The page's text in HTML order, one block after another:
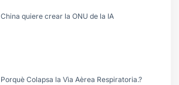
China quiere crear la ONU de la IA
Porquè Colapsa la Vìa Aèrea Respiratoria.?